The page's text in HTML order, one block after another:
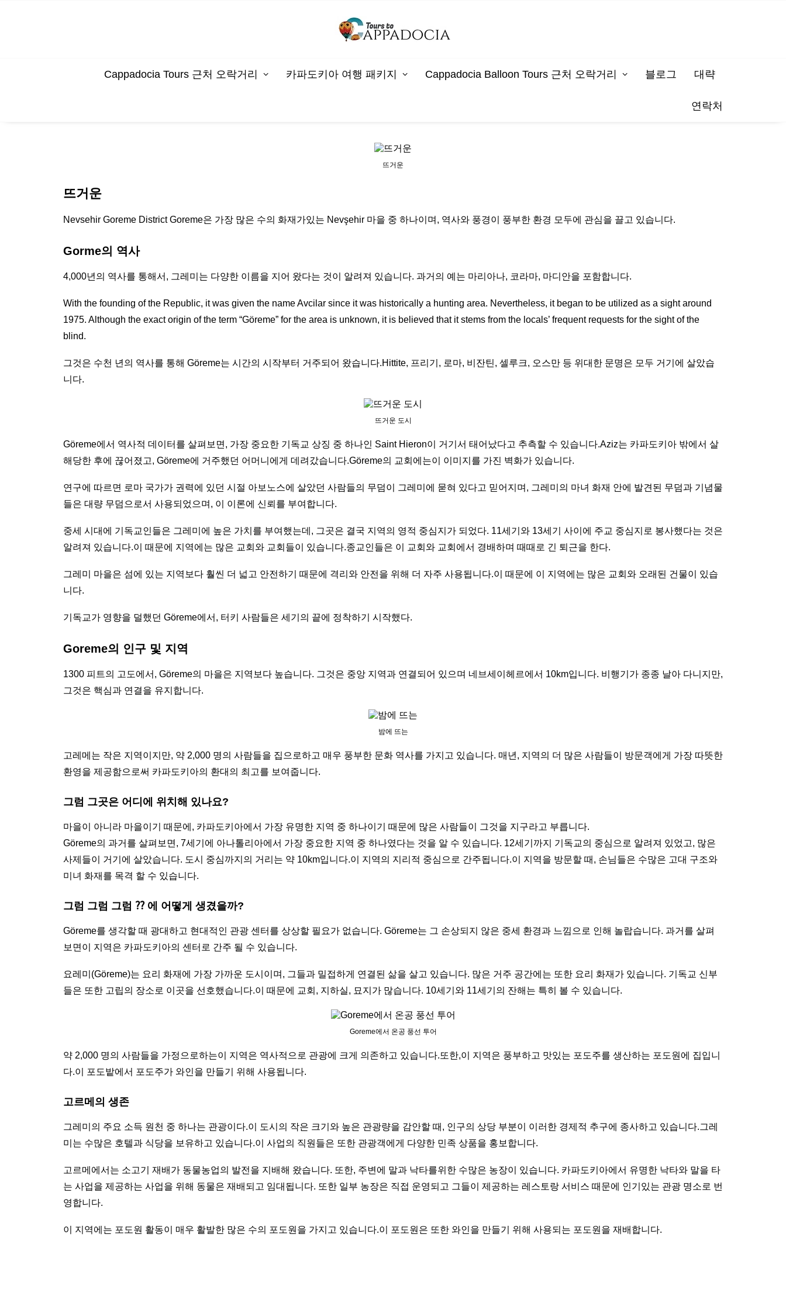
Cappadocia Tours 근처 오락거리 카파도키아 여행 패키지 Cappadocia Balloon Tours 근처 오락거리 블로그 대략
연락처
뜨거운
뜨거운
Nevsehir Goreme District Goreme은 가장 많은 수의 화재가있는 Nevşehir 마을 중 하나이며, 역사와 풍경이 풍부한 환경 모두에 관심을 끌고 있습니다.
Gorme의 역사
4,000년의 역사를 통해서, 그레미는 다양한 이름을 지어 왔다는 것이 알려져 있습니다. 과거의 예는 마리아나, 코라마, 마디안을 포함합니다.
With the founding of the Republic, it was given the name Avcilar since it was historically a hunting area. Nevertheless, it began to be utilized as a sight around
1975. Although the exact origin of the term “Göreme” for the area is unknown, it is believed that it stems from the locals’ frequent requests for the sight of the
blind.
그것은 수천 년의 역사를 통해 Göreme는 시간의 시작부터 거주되어 왔습니다.Hittite, 프리기, 로마, 비잔틴, 셀루크, 오스만 등 위대한 문명은 모두 거기에 살았습
니다.
뜨거운 도시
Göreme에서 역사적 데이터를 살펴보면, 가장 중요한 기독교 상징 중 하나인 Saint Hieron이 거기서 태어났다고 추측할 수 있습니다.Aziz는 카파도키아 밖에서 살
해당한 후에 끊어졌고, Göreme에 거주했던 어머니에게 데려갔습니다.Göreme의 교회에는이 이미지를 가진 벽화가 있습니다.
연구에 따르면 로마 국가가 권력에 있던 시절 아보노스에 살았던 사람들의 무덤이 그레미에 묻혀 있다고 믿어지며, 그레미의 마녀 화재 안에 발견된 무덤과 기념물
들은 대량 무덤으로서 사용되었으며, 이 이론에 신뢰를 부여합니다.
중세 시대에 기독교인들은 그레미에 높은 가치를 부여했는데, 그곳은 결국 지역의 영적 중심지가 되었다. 11세기와 13세기 사이에 주교 중심지로 봉사했다는 것은
알려져 있습니다.이 때문에 지역에는 많은 교회와 교회들이 있습니다.종교인들은 이 교회와 교회에서 경배하며 때때로 긴 퇴근을 한다.
그레미 마을은 섬에 있는 지역보다 훨씬 더 넓고 안전하기 때문에 격리와 안전을 위해 더 자주 사용됩니다.이 때문에 이 지역에는 많은 교회와 오래된 건물이 있습
니다.
기독교가 영향을 덜했던 Göreme에서, 터키 사람들은 세기의 끝에 정착하기 시작했다.
Goreme의 인구 및 지역
1300 피트의 고도에서, Göreme의 마을은 지역보다 높습니다. 그것은 중앙 지역과 연결되어 있으며 네브세이헤르에서 10km입니다. 비행기가 종종 날아 다니지만,
그것은 핵심과 연결을 유지합니다.
밤에 뜨는
고레메는 작은 지역이지만, 약 2,000 명의 사람들을 집으로하고 매우 풍부한 문화 역사를 가지고 있습니다. 매년, 지역의 더 많은 사람들이 방문객에게 가장 따뜻한
환영을 제공함으로써 카파도키아의 환대의 최고를 보여줍니다.
그럼 그곳은 어디에 위치해 있나요?
마을이 아니라 마을이기 때문에, 카파도키아에서 가장 유명한 지역 중 하나이기 때문에 많은 사람들이 그것을 지구라고 부릅니다.
Göreme의 과거를 살펴보면, 7세기에 아나톨리아에서 가장 중요한 지역 중 하나였다는 것을 알 수 있습니다. 12세기까지 기독교의 중심으로 알려져 있었고, 많은
사제들이 거기에 살았습니다. 도시 중심까지의 거리는 약 10km입니다.이 지역의 지리적 중심으로 간주됩니다.이 지역을 방문할 때, 손님들은 수많은 고대 구조와
미녀 화재를 목격 할 수 있습니다.
그럼 그럼 그럼 ⁇ 에 어떻게 생겼을까?
Göreme를 생각할 때 광대하고 현대적인 관광 센터를 상상할 필요가 없습니다. Göreme는 그 손상되지 않은 중세 환경과 느낌으로 인해 놀랍습니다. 과거를 살펴
보면이 지역은 카파도키아의 센터로 간주 될 수 있습니다.
요레미(Göreme)는 요리 화재에 가장 가까운 도시이며, 그들과 밀접하게 연결된 삶을 살고 있습니다. 많은 거주 공간에는 또한 요리 화재가 있습니다. 기독교 신부
들은 또한 고립의 장소로 이곳을 선호했습니다.이 때문에 교회, 지하실, 묘지가 많습니다. 10세기와 11세기의 잔해는 특히 볼 수 있습니다.
Goreme에서 온공 풍선 투어
약 2,000 명의 사람들을 가정으로하는이 지역은 역사적으로 관광에 크게 의존하고 있습니다.또한,이 지역은 풍부하고 맛있는 포도주를 생산하는 포도원에 집입니
다.이 포도밭에서 포도주가 와인을 만들기 위해 사용됩니다.
고르메의 생존
그레미의 주요 소득 원천 중 하나는 관광이다.이 도시의 작은 크기와 높은 관광량을 감안할 때, 인구의 상당 부분이 이러한 경제적 추구에 종사하고 있습니다.그레
미는 수많은 호텔과 식당을 보유하고 있습니다.이 사업의 직원들은 또한 관광객에게 다양한 민족 상품을 홍보합니다.
고르메에서는 소고기 재배가 동물농업의 발전을 지배해 왔습니다. 또한, 주변에 말과 낙타를위한 수많은 농장이 있습니다. 카파도키아에서 유명한 낙타와 말을 타
는 사업을 제공하는 사업을 위해 동물은 재배되고 임대됩니다. 또한 일부 농장은 직접 운영되고 그들이 제공하는 레스토랑 서비스 때문에 인기있는 관광 명소로 번
영합니다.
이 지역에는 포도원 활동이 매우 활발한 많은 수의 포도원을 가지고 있습니다.이 포도원은 또한 와인을 만들기 위해 사용되는 포도원을 재배합니다.